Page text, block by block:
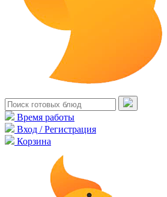
Время работы
Вход / Регистрация
Корзина